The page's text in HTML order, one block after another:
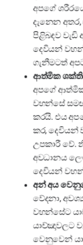
අපගේ
දැනෙන
පිළිබඳව වැඩි
දෙවියන්
ගැනීමටත්
ආත්මික
අපගේ
වහන්සේ
කරයි. එය
කර, දෙවියන්
උපකාරී වේ.
අවධානය
දෙවියන්
අන් අය
වේදනා,
වහන්සේට
යාච්ඤාවලට
වෙනුවෙන්